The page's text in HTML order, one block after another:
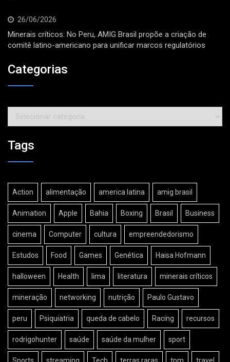
26/06/2026
Minerais críticos: No Peru, AMIG Brasil propõe a criação de
comitê latino-americano para unificar marcos regulatórios
Categorias
Categorias
Tags
Action alimentação america latina amig brasil
Animation Apple Bahia Boxing Brasil Business
cinema Computer cultura empreendedorismo
Estudos Food Games Genética Haisa Hofmann
halloween Health lima literatura minerais críticos
mineração networking nutrição Paulo Gustavo
peru Psiquiatria queda de cabelo Racing recursos
rodrigohunter saúde saúde da mulher sport
Sports streaming Tech terras raras tpm travel